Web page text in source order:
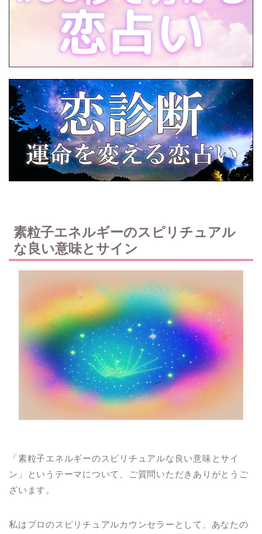
素粒子エネルギーのスピリチュアル
な良い意味とサイン
「素粒子エネルギーのスピリチュアルな良い意味とサイ
ン」というテーマについて、ご質問いただきありがとうご
ざいます。
私はプロのスピリチュアルカウンセラーとして、あなたの